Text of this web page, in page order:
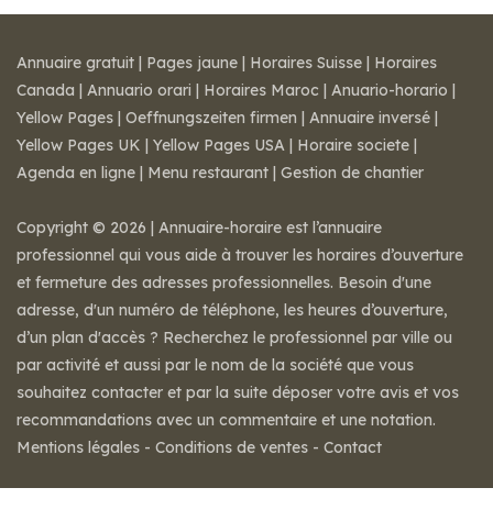
Annuaire gratuit | Pages jaune | Horaires Suisse | Horaires
Canada | Annuario orari | Horaires Maroc | Anuario-horario |
Yellow Pages | Oeffnungszeiten firmen | Annuaire inversé |
Yellow Pages UK | Yellow Pages USA | Horaire societe |
Agenda en ligne | Menu restaurant | Gestion de chantier
Copyright © 2026 | Annuaire-horaire est l’annuaire
professionnel qui vous aide à trouver les horaires d’ouverture
et fermeture des adresses professionnelles. Besoin d'une
adresse, d'un numéro de téléphone, les heures d’ouverture,
d’un plan d'accès ? Recherchez le professionnel par ville ou
par activité et aussi par le nom de la société que vous
souhaitez contacter et par la suite déposer votre avis et vos
recommandations avec un commentaire et une notation.
Mentions légales - Conditions de ventes - Contact